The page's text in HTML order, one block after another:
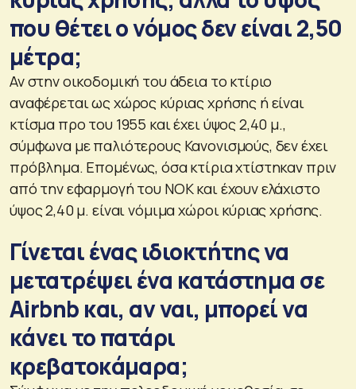
που θέτει ο νόμος δεν είναι 2,50
μέτρα;
Αν στην οικοδομική του άδεια το κτίριο
αναφέρεται ως χώρος κύριας χρήσης ή είναι
κτίσμα προ του 1955 και έχει ύψος 2,40 μ.,
σύμφωνα με παλιότερους Κανονισμούς, δεν έχει
πρόβλημα. Επομένως, όσα κτίρια χτίστηκαν πριν
από την εφαρμογή του ΝΟΚ και έχουν ελάχιστο
ύψος 2,40 μ. είναι νόμιμα χώροι κύριας χρήσης.
Γίνεται ένας ιδιοκτήτης να
μετατρέψει ένα κατάστημα σε
Airbnb και, αν ναι, μπορεί να
κάνει το πατάρι
κρεβατοκάμαρα;